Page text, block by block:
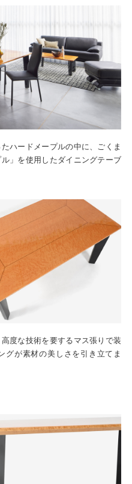
ハードメープルの中に、ごくま
」を使用したダイニングテーブ
度な技術を要するマス張りで装
グが素材の美しさを引き立てま